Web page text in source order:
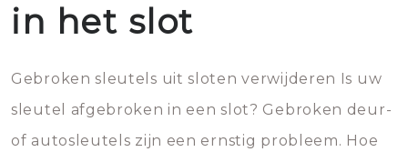
in het slot
Gebroken sleutels uit sloten verwijderen Is uw
sleutel afgebroken in een slot? Gebroken deur-
of autosleutels zijn een ernstig probleem. Hoe